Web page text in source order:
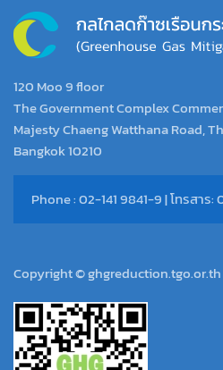
120 Moo 9 floor
The Government Complex
Majesty Chaeng Watthana Road,
Bangkok 10210
Phone : 02-141 9841-9 | โทรสาร:
Copyright © ghgreduction.tgo.or.th